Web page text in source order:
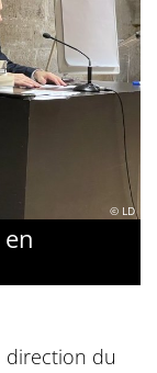
© LD
direction du